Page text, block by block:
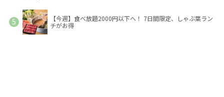
【今週】食べ放題2000円以下へ！ 7日間限定、しゃぶ葉ラン
チがお得